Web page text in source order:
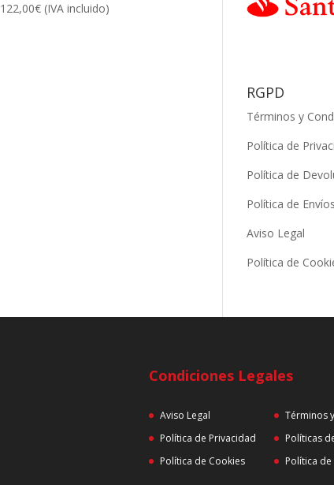
122,00€ (IVA incluido)
RGPD
Términos y
Política de
Política de
Política de Envíos
Aviso Legal
Política de
Condiciones Legales
Aviso Legal
Política de Privacidad
Política de Cookies
Términos
Políticas
Política